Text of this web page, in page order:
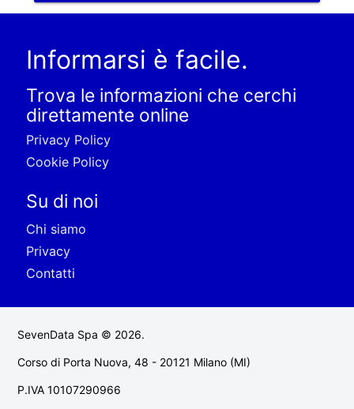
Informarsi è facile.
Trova le informazioni che cerchi
direttamente online
Privacy Policy
Cookie Policy
Su di noi
Chi siamo
Privacy
Contatti
SevenData Spa © 2026.
Corso di Porta Nuova, 48 - 20121 Milano (MI)
P.IVA 10107290966